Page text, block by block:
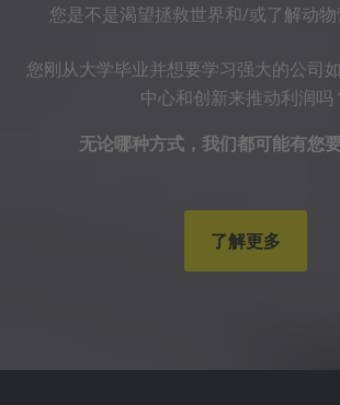
您是不是渴望拯救世界和/或了解动物
您刚从大学毕业并想要学习强大的公司
中心和创新来推动利润吗
无论哪种方式，我们都可能有您要
了解更多